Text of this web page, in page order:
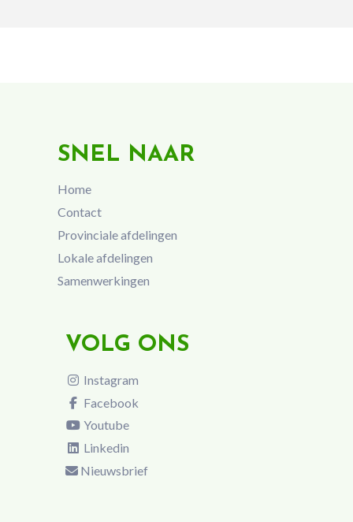
SNEL NAAR
Home
Contact
Provinciale afdelingen
Lokale afdelingen
Samenwerkingen
VOLG ONS
Instagram
Facebook
Youtube
Linkedin
Nieuwsbrief